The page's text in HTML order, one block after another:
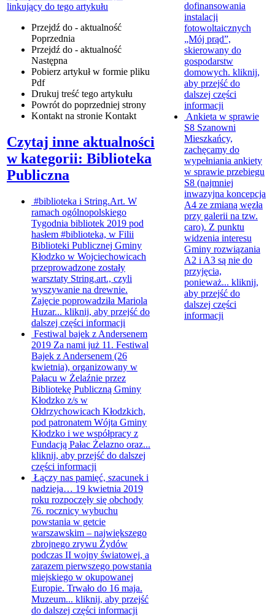
linkujący do tego artykułu
Przejdź do - aktualność
Poprzednia
Przejdź do - aktualność
Następna
Pobierz artykuł w formie pliku
Pdf
Drukuj treść tego artykułu
Powrót do poprzedniej strony
Kontakt na stronie Kontakt
Czytaj inne aktualności
w kategorii: Biblioteka
Publiczna
#biblioteka i String.Art. W
ramach ogólnopolskiego
Tygodnia bibliotek 2019 pod
hasłem #biblioteka, w Filii
Biblioteki Publicznej Gminy
Kłodzko w Wojciechowicach
przeprowadzone zostały
warsztaty String.art., czyli
wyszywanie na drewnie.
Zajęcie poprowadziła Mariola
Huzar... kliknij, aby przejść do
dalszej części informacji
Festiwal bajek z Andersenem
2019 Za nami już 11. Festiwal
Bajek z Andersenem (26
kwietnia), organizowany w
Pałacu w Żelaźnie przez
Bibliotekę Publiczną Gminy
Kłodzko z/s w
Ołdrzychowicach Kłodzkich,
pod patronatem Wójta Gminy
Kłodzko i we współpracy z
Fundacją Pałac Żelazno oraz...
kliknij, aby przejść do dalszej
części informacji
Łączy nas pamięć, szacunek i
nadzieja… 19 kwietnia 2019
roku rozpoczęły się obchody
76. rocznicy wybuchu
powstania w getcie
warszawskim – największego
zbrojnego zrywu Żydów
podczas II wojny światowej, a
zarazem pierwszego powstania
miejskiego w okupowanej
Europie. Trwało do 16 maja.
Muzeum... kliknij, aby przejść
do dalszej części informacji
dofinansowania
instalacji
fotowoltaicznych
„Mój prąd”,
skierowany do
gospodarstw
domowych. kliknij,
aby przejść do
dalszej części
informacji
Ankieta w sprawie
S8 Szanowni
Mieszkańcy,
zachęcamy do
wypełniania ankiety
w sprawie przebiegu
S8 (najmniej
inwazyjna koncepcja
A4 ze zmianą węzła
przy galerii na tzw.
caro). Z punktu
widzenia interesu
Gminy rozwiązania
A2 i A3 są nie do
przyjęcia,
ponieważ... kliknij,
aby przejść do
dalszej części
informacji